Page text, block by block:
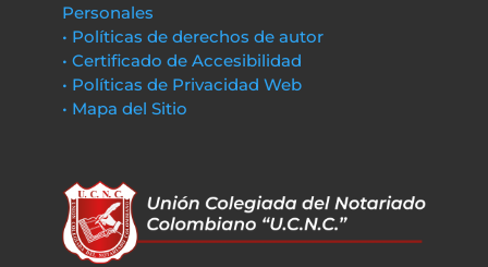
Personales
• Políticas de derechos de autor
• Certificado de Accesibilidad
• Políticas de Privacidad Web
• Mapa del Sitio